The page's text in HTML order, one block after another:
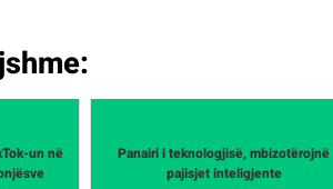
un në
Panairi i teknologjisë, mbizotërojnë
pajisjet inteligjente